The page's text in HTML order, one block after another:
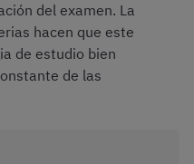
del examen. La
hacen que este
de estudio bien
de las